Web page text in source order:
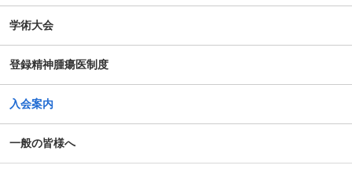
学術大会
登録精神腫瘍医制度
入会案内
一般の皆様へ